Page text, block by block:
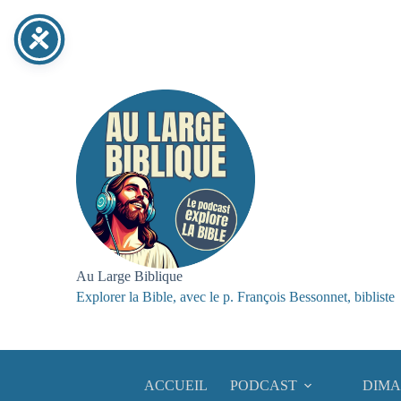
Au Large Biblique
Explorer la Bible, avec le p. François Bessonnet, bibliste
ACCUEIL PODCAST